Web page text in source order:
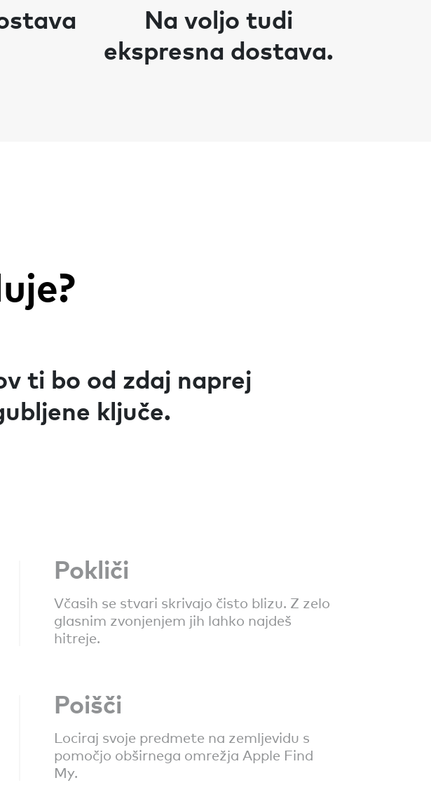
Na voljo tudi
ekspresna dostava.
ti bo od zdaj naprej
ključe.
Pokliči
Včasih se stvari skrivajo čisto blizu. Z zelo
glasnim zvonjenjem jih lahko najdeš
hitreje.
Poišči
Lociraj svoje predmete na zemljevidu s
pomočjo obširnega omrežja Apple Find
My.